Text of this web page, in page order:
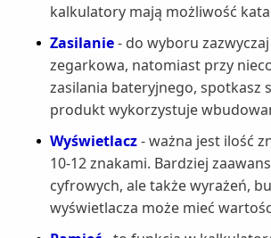
kalkulatory mają możliwość
Zasilanie- do wyboru
zegarkowa, natomiast przy
zasilania bateryjnego, spotkasz
produkt wykorzystuje
Wyświetlacz- ważna jest ilość
10-12 znakami. Bardziej
cyfrowych, ale także wyrażeń,
wyświetlacza może mieć